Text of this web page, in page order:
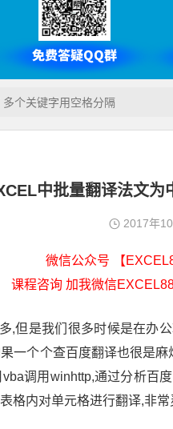
中批量翻译法文
2017年
微信公众号 【
课程咨询 加我微信
,但是我们很多时候是在办
一个个查百度翻译也很是
调用winhttp,通过分析百
格内对单元格进行翻译,非